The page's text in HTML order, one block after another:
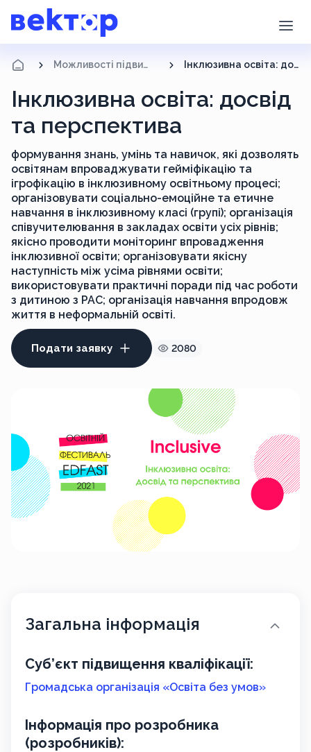
Можливості підвищення кваліфікації Інклюзивна освіта: досвід та перспектива
Інклюзивна освіта: досвід
та перспектива
формування знань, умінь та навичок, які дозволять
освітянам впроваджувати гейміфікацію та
ігрофікацію в інклюзивному освітньому процесі;
організовувати соціально-емоційне та етичне
навчання в інклюзивному класі (групі); організація
співучителювання в закладах освіти усіх рівнів;
якісно проводити моніторинг впровадження
інклюзивної освіти; організовувати якісну
наступність між усіма рівнями освіти;
використовувати практичні поради під час роботи
з дитиною з РАС; організація навчання впродовж
життя в неформальній освіті.
Подати заявку 2080
Загальна інформація
Суб’єкт підвищення кваліфікації:
Громадська організація «Освіта без умов»
Інформація про розробника
(розробників):